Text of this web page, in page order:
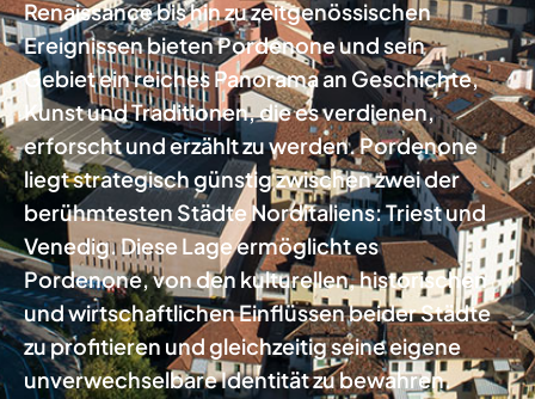
Renaissance bis hin zu zeitgenössischen
Ereignissen bieten Pordenone und sein
Gebiet ein reiches Panorama an Geschichte,
Kunst und Traditionen, die es verdienen,
erforscht und erzählt zu werden. Pordenone
liegt strategisch günstig zwischen zwei der
berühmtesten Städte Norditaliens: Triest und
Venedig. Diese Lage ermöglicht es
Pordenone, von den kulturellen, historischen
und wirtschaftlichen Einflüssen beider Städte
zu profitieren und gleichzeitig seine eigene
unverwechselbare Identität zu bewahren.